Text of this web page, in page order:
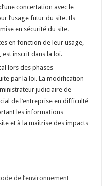
concertation avec le
l’usage futur du site. Ils
en sécurité du site.
en fonction de leur usage,
est inscrit dans la loi.
lors des phases
par la loi. La modification
judiciaire de
de l’entreprise en difficulté
les informations
et à la maîtrise des impacts
de l’environnement